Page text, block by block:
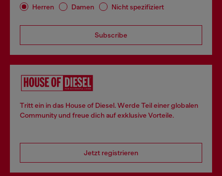
Herren Damen Nicht spezifiziert
Subscribe
Tritt ein in das House of Diesel. Werde Teil einer globalen
Community und freue dich auf exklusive Vorteile.
Jetzt registrieren